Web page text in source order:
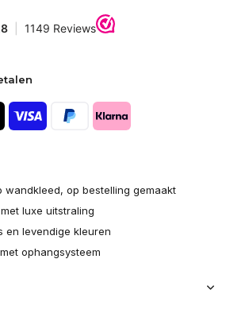
wandkleed, op bestelling gemaakt
luxe uitstraling
en levendige kleuren
ophangsysteem